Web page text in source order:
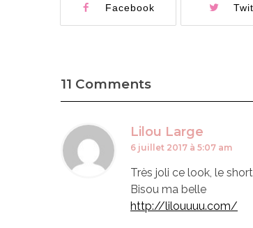
Facebook
11 Comments
Lilou Large
6 juillet 2017 à 5:07 am
Très joli ce look, le
Bisou ma belle
http://lilouuuu.com/